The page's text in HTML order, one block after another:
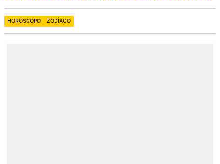
HORÓSCOPO ZODÍACO